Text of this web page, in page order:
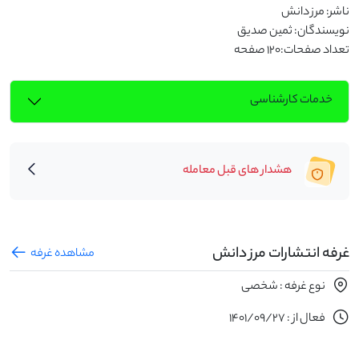
تعداد صفحات:120 صفحه
خدمات کارشناسی
هشدار های قبل معامله
غرفه انتشارات مرز دانش
مشاهده غرفه
نوع غرفه : شخصی
فعال از : 1401/09/27